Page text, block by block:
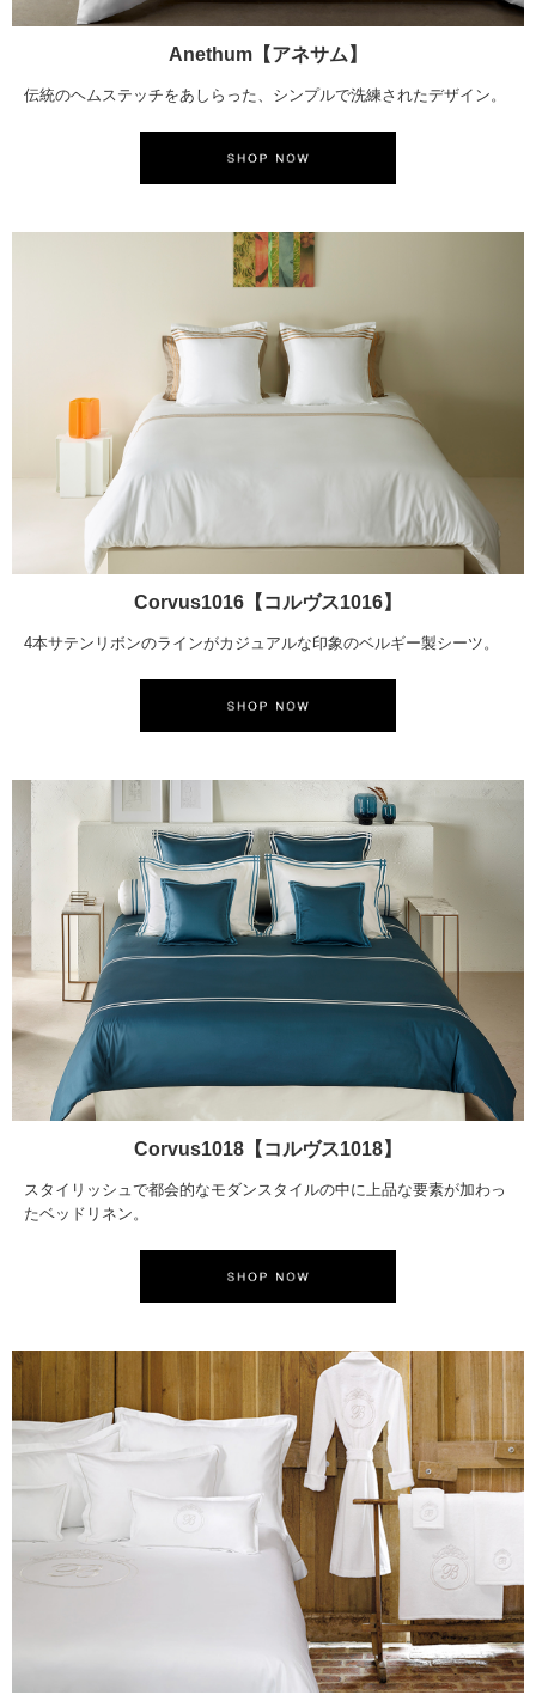
Anethum【アネサム】
伝統のヘムステッチをあしらった、シンプルで洗練されたデザイン。
Corvus1016【コルヴス1016】
4本サテンリボンのラインがカジュアルな印象のベルギー製シーツ。
Corvus1018【コルヴス1018】
スタイリッシュで都会的なモダンスタイルの中に上品な要素が加わっ
たベッドリネン。